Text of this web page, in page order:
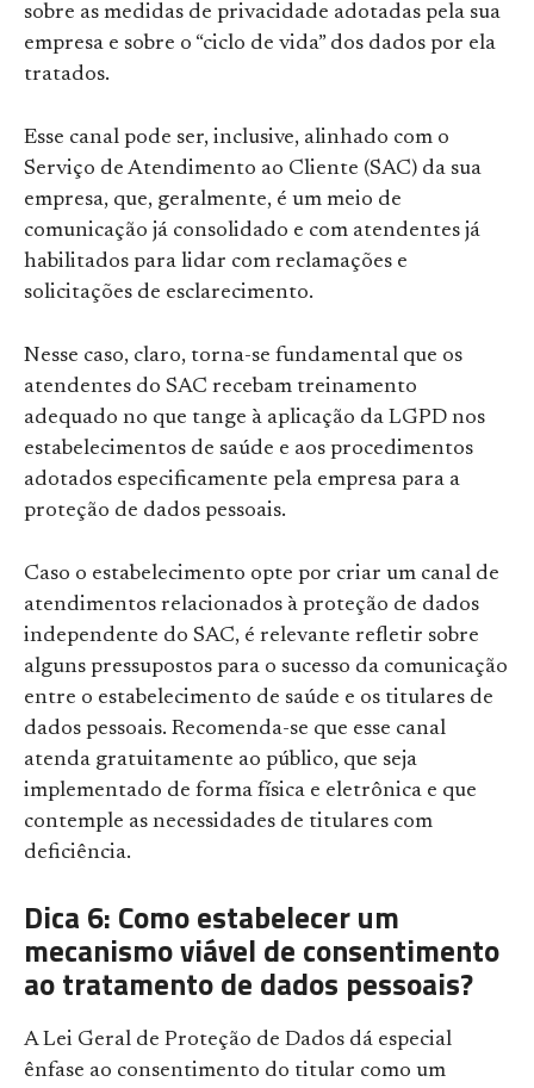
sobre as medidas de privacidade adotadas pela sua
empresa e sobre o “ciclo de vida” dos dados por ela
tratados.
Esse canal pode ser, inclusive, alinhado com o
Serviço de Atendimento ao Cliente (SAC) da sua
empresa, que, geralmente, é um meio de
comunicação já consolidado e com atendentes já
habilitados para lidar com reclamações e
solicitações de esclarecimento.
Nesse caso, claro, torna-se fundamental que os
atendentes do SAC recebam treinamento
adequado no que tange à aplicação da LGPD nos
estabelecimentos de saúde e aos procedimentos
adotados especificamente pela empresa para a
proteção de dados pessoais.
Caso o estabelecimento opte por criar um canal de
atendimentos relacionados à proteção de dados
independente do SAC, é relevante refletir sobre
alguns pressupostos para o sucesso da comunicação
entre o estabelecimento de saúde e os titulares de
dados pessoais. Recomenda-se que esse canal
atenda gratuitamente ao público, que seja
implementado de forma física e eletrônica e que
contemple as necessidades de titulares com
deficiência.
Dica 6: Como estabelecer um
mecanismo viável de consentimento
ao tratamento de dados pessoais?
A Lei Geral de Proteção de Dados dá especial
ênfase ao consentimento do titular como um